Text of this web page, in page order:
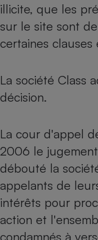
illicite, que les
sur le site sont
certaines
La société Class
décision.
La cour d'appel
2006 le
débouté la
appelants de
intérêts pour
action et
condamnés à